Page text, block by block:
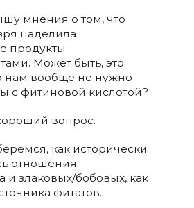
мнения о том, что
наделила
продукты
Может быть, это
нам вообще не нужно
с фитиновой кислотой?
вопрос.
как исторически
отношения
и злаковых/бобовых, как
фитатов.